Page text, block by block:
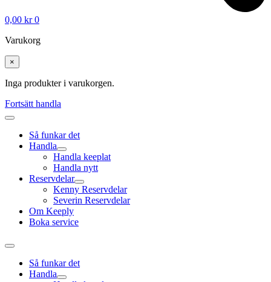
0,00 kr 0
Varukorg
×
Inga produkter i varukorgen.
Fortsätt handla
Så funkar det
Handla
Handla keeplat
Handla nytt
Reservdelar
Kenny Reservdelar
Severin Reservdelar
Om Keeply
Boka service
Så funkar det
Handla